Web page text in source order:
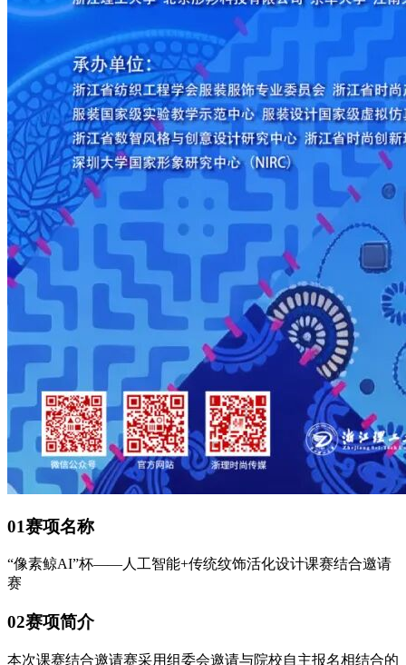
01赛项名称
“像素鲸AI”杯——人工智能+传统纹饰活化设计课赛结合邀请
赛
02赛项简介
本次课赛结合邀请赛采用组委会邀请与院校自主报名相结合的